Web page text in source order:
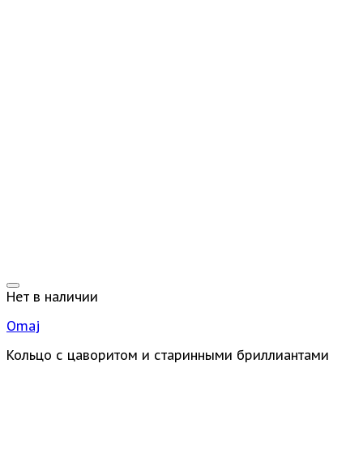
Нет в наличии
Omaj
Кольцо с цаворитом и старинными бриллиантами